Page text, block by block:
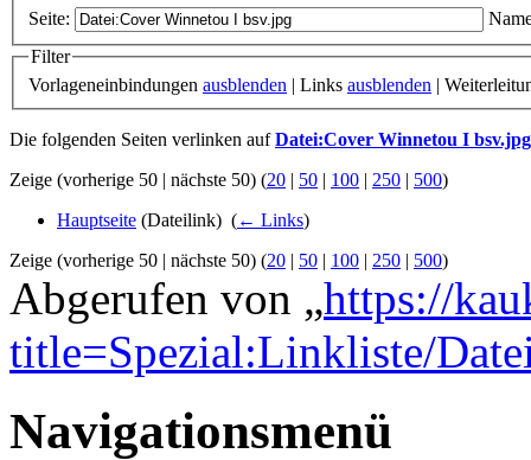
Seite:
Filter
Vorlageneinbindungen ausblenden | Links ausblenden |
Die folgenden Seiten verlinken aufDatei:Cover Winnetou I bsv.jpg
Zeige (vorherige 50 | nächste 50) (20 | 50 | 100 | 250 | 500)
Hauptseite (Dateilink) ‎ (← Links)
Zeige (vorherige 50 | nächste 50) (20 | 50 | 100 | 250 | 500)
Abgerufen von „https://
title=Spezial:Linkliste/
Navigationsmenü